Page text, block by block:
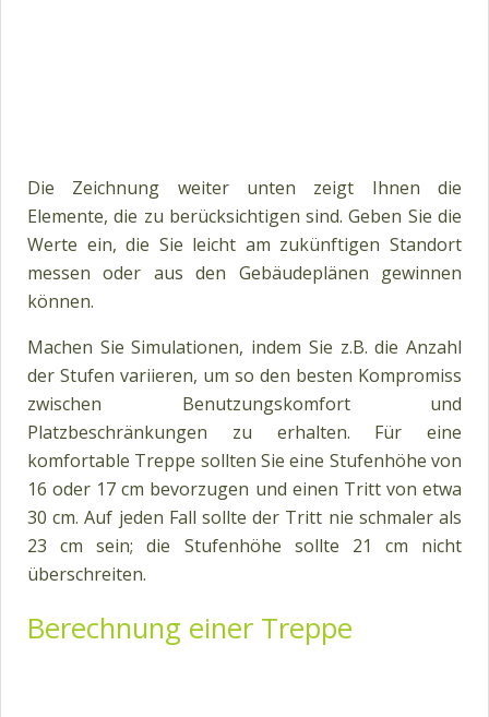
Die Zeichnung weiter unten zeigt Ihnen die
Elemente, die zu berücksichtigen sind. Geben Sie die
Werte ein, die Sie leicht am zukünftigen Standort
messen oder aus den Gebäudeplänen gewinnen
können.
Machen Sie Simulationen, indem Sie z.B. die Anzahl
der Stufen variieren, um so den besten Kompromiss
zwischen Benutzungskomfort und
Platzbeschränkungen zu erhalten. Für eine
komfortable Treppe sollten Sie eine Stufenhöhe von
16 oder 17 cm bevorzugen und einen Tritt von etwa
30 cm. Auf jeden Fall sollte der Tritt nie schmaler als
23 cm sein; die Stufenhöhe sollte 21 cm nicht
überschreiten.
Berechnung einer Treppe